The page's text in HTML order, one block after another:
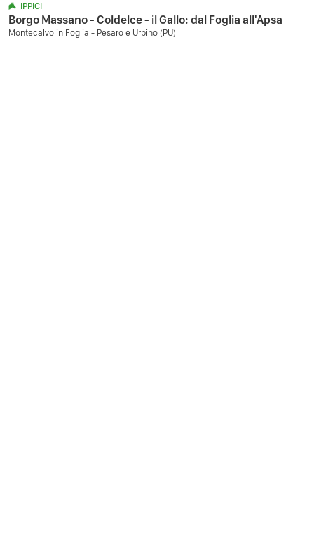
IPPICI
Borgo Massano - Coldelce - il Gallo: dal Foglia all'Apsa
Montecalvo in Foglia - Pesaro e Urbino (PU)